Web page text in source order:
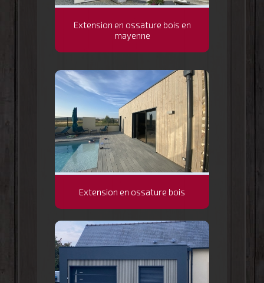
Extension en ossature bois en
mayenne
Extension en ossature bois